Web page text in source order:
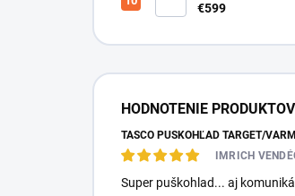
teleskop DwarfLab
€599
HODNOTENIE PRODUKTOV
IMRICH
Super puškohlad... aj